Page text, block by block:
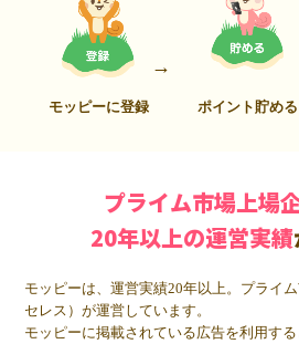
モッピーに登録 ポイント貯める
プライム市場上場
20年以上の運営実績
モッピーは、運営実績20年以上。プライ
セレス）が運営しています。
モッピーに掲載されている広告を利用す